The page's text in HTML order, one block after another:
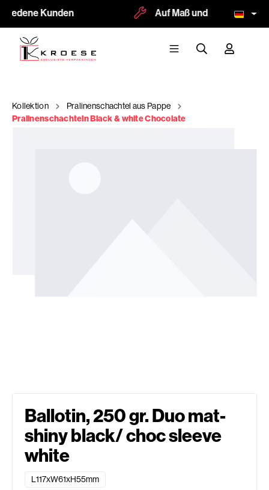
Kunden Auf Maß und Logodruck
Kollektion
Pralinenschachtel aus Pappe
Pralinenschachteln Black & white Chocolate
Ballotin, 250 gr. Duo mat-
shiny black/ choc sleeve
white
L117xW61xH55mm